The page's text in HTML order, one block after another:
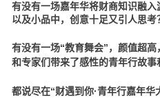
有没有一场嘉年华将财商知识融
以及小品中，创意十足又引人思考
有没有一场“教育舞会”，颜值超高
和专家们带来了感性的青年行故事
都说尽在“财遇到你·青年行嘉年华